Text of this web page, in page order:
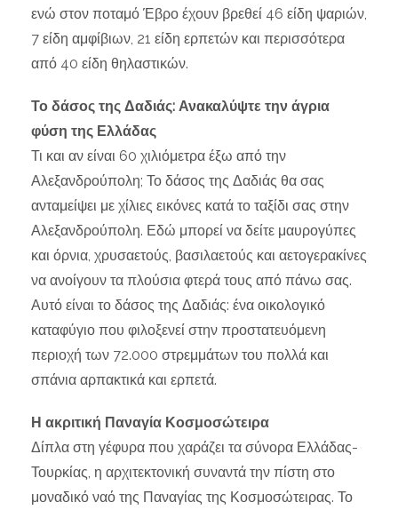
ενώ στον ποταμό Έβρο έχουν βρεθεί 46 είδη ψαριών,
7 είδη αμφίβιων, 21 είδη ερπετών και περισσότερα
από 40 είδη θηλαστικών.
Το δάσος της Δαδιάς: Ανακαλύψτε την άγρια
φύση της Ελλάδας
Τι και αν είναι 60 χιλιόμετρα έξω από την
Αλεξανδρούπολη; Το δάσος της Δαδιάς θα σας
ανταμείψει με χίλιες εικόνες κατά το ταξίδι σας στην
Αλεξανδρούπολη. Εδώ μπορεί να δείτε μαυρογύπες
και όρνια, χρυσαετούς, βασιλαετούς και αετογερακίνες
να ανοίγουν τα πλούσια φτερά τους από πάνω σας.
Αυτό είναι το δάσος της Δαδιάς: ένα οικολογικό
καταφύγιο που φιλοξενεί στην προστατευόμενη
περιοχή των 72.000 στρεμμάτων του πολλά και
σπάνια αρπακτικά και ερπετά.
Η ακριτική Παναγία Κοσμοσώτειρα
Δίπλα στη γέφυρα που χαράζει τα σύνορα Ελλάδας-
Τουρκίας, η αρχιτεκτονική συναντά την πίστη στο
μοναδικό ναό της Παναγίας της Κοσμοσώτειρας. Το